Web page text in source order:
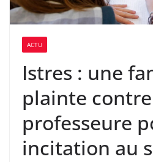
ACTU
Istres : une
plainte
professeure
incitation au